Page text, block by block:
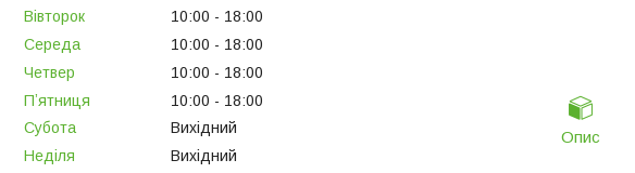
Опис
Вівторок
10:00
18:00
Середа
10:00
18:00
Четвер
10:00
18:00
Пʼятниця
10:00
18:00
Субота
Вихідний
Неділя
Вихідний